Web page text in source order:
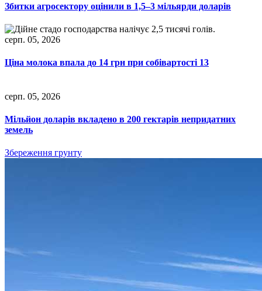
Збитки агросектору оцінили в 1,5–3 мільярди доларів
серп. 05, 2026
Ціна молока впала до 14 грн при собівартості 13
серп. 05, 2026
Мільйон доларів вкладено в 200 гектарів непридатних
земель
Збереження грунту